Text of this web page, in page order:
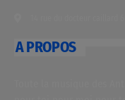
A PROPOS